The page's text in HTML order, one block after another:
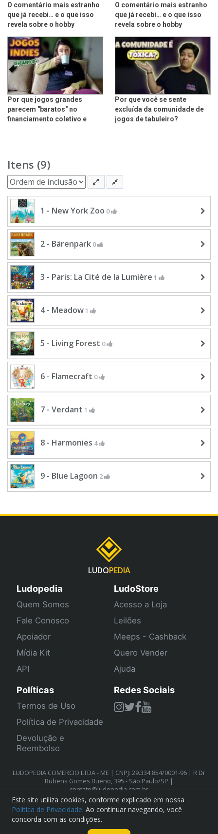
O comentário mais estranho
que já recebi… e o que isso
revela sobre o hobby
O comentário mais estranho
que já recebi… e o que isso
revela sobre o hobby
Por que jogos grandes
parecem "baratos" no
financiamento coletivo e
Por que você se sente
excluída da comunidade de
jogos de tabuleiro?
Itens (9)
1 - New York Zoo 0
2 - Bärenpark 0
3 - Paris: La Cité de la Lumière 1
4 - Meadow 1
5 - Living Forest 0
6 - Flamecraft 0
7 - Verdant 1
8 - Harmonies 4
9 - Blue Lagoon 2
LUDOPEDIA
Ludopedia
Quem Somos
Fale Conosco
Apoiador
Mídia Kit
API
LudoStore
Acesso a Loja
Leilões
Meeps - Cashback
Quero Vender
Ajuda
Políticas
Termos de Uso
Política de Privacidade
Devolução e
Reembolso
Redes Sociais
LUDOPEDIA COMERCIO LTDA - ME | CNPJ: 29.334.854/0001-96 | R Dr
Rubens Gomes Bueno, 395 - São Paulo/SP |
contato@ludopedia.com.br
Este site utiliza cookies, conforme explicado em nossa
Política de Privacidade. Ao continuar navegando, você
concorda com as condições.